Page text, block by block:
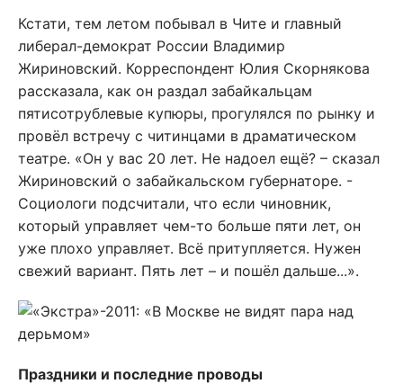
Кстати, тем летом побывал в Чите и главный
либерал-демократ России Владимир
Жириновский. Корреспондент Юлия Скорнякова
рассказала, как он раздал забайкальцам
пятисотрублевые купюры, прогулялся по рынку и
провёл встречу с читинцами в драматическом
театре. «Он у вас 20 лет. Не надоел ещё? – сказал
Жириновский о забайкальском губернаторе. -
Социологи подсчитали, что если чиновник,
который управляет чем-то больше пяти лет, он
уже плохо управляет. Всё притупляется. Нужен
свежий вариант. Пять лет – и пошёл дальше...».
Праздники и последние проводы